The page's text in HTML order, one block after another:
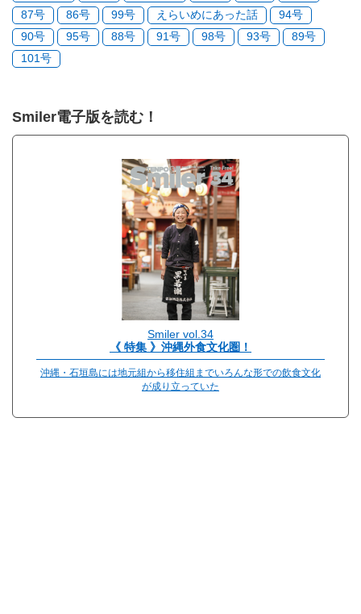
87号
86号 99号 えらいめにあった話
94号
90号
95号 88号 91号 98号 93号
89号
101号
Smiler電子版を読む！
Smiler vol.34
《 特集 》沖縄外食文化圏！
沖縄・石垣島には地元組から移住組までいろんな形での飲食文化
が成り立っていた